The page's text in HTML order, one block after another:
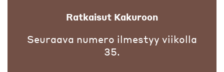
Ratkaisut Kakuroon
Seuraava numero ilmestyy viikolla
35.